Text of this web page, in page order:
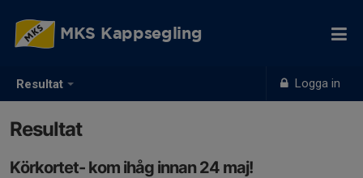
Resultat Logga in
MKS Kappsegling
Resultat
Körkortet- kom ihåg innan 24 maj!